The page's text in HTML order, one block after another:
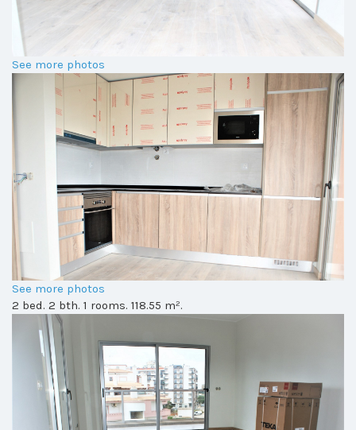
See more photos
See more photos
2 bed. 2 bth. 1 rooms. 118.55 m².